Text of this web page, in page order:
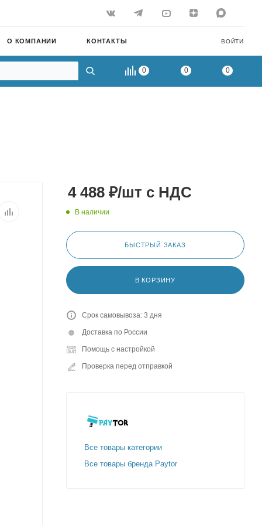
ВОЙТИ
О КОМПАНИИ КОНТАКТЫ
0 0 0
4 488 ₽/шт с НДС
В наличии
БЫСТРЫЙ ЗАКАЗ
В КОРЗИНУ
Срок самовывоза: 3 дня
Доставка по России
Помощь с настройкой
Проверка перед отправкой
Все товары категории
Все товары бренда Paytor